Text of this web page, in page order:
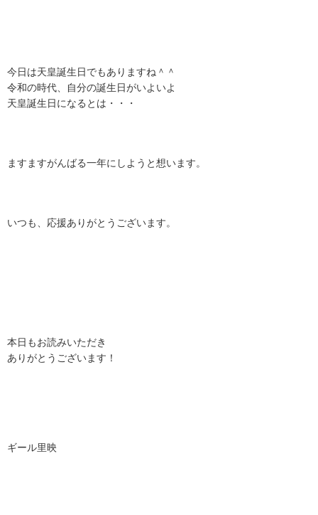
今日は天皇誕生日でもありますね＾＾
令和の時代、自分の誕生日がいよいよ
天皇誕生日になるとは・・・
ますますがんばる一年にしようと想います。
いつも、応援ありがとうございます。
本日もお読みいただき
ありがとうございます！
ギール里映